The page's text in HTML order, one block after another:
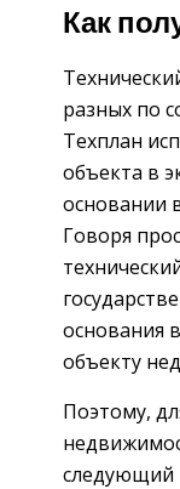
Как
разных по
Техплан
объекта в
основании
Говоря
основания
объекту
Поэтому,
следующий